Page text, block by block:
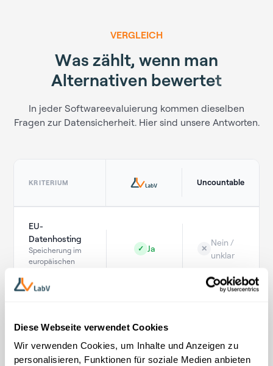
Diese Webseite verwendet Cookies
Wir verwenden Cookies, um Inhalte und Anzeigen zu
personalisieren, Funktionen für soziale Medien anbieten
VERGLEICH
Was zählt, wenn man
Alternativen bewertet
In jeder Softwareevaluierung kommen dieselben
Fragen zur Datensicherheit. Hier sind unsere Antworten.
KRITERIUM Uncountable
EU-
Datenhosting
Speicherung im
europäischen
✓ Ja ✕
Nein /
unklar
Recht
Auftragsverarbeitungsvertrag
mit deutschem
Rechtsrahmen
✓